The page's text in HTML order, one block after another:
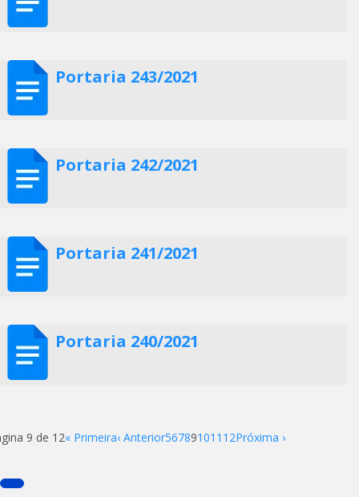
Portaria 243/2021
Portaria 242/2021
Portaria 241/2021
Portaria 240/2021
9 de 12« Primeira‹ Anterior567891011 12Próxima ›